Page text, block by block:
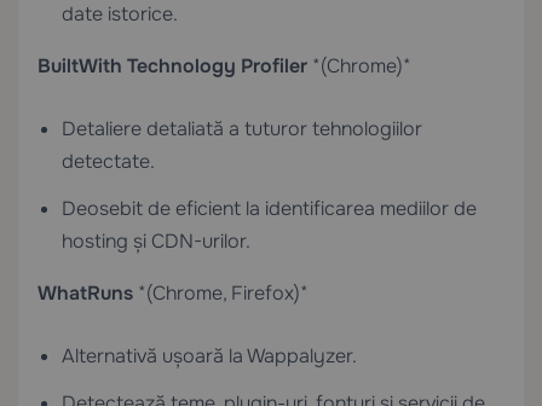
date istorice.
BuiltWith Technology Profiler *(Chrome)*
Detaliere detaliată a tuturor tehnologiilor
detectate.
Deosebit de eficient la identificarea mediilor de
hosting și CDN-urilor.
WhatRuns *(Chrome, Firefox)*
Alternativă ușoară la Wappalyzer.